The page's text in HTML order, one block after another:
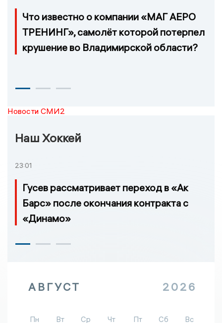
Что известно о компании «МАГ АЕРО
ТРЕНИНГ», самолёт которой потерпел
крушение во Владимирской области?
Новости СМИ2
Наш Хоккей
23:01
Гусев рассматривает переход в «Ак
Барс» после окончания контракта с
«Динамо»
АВГУСТ 2026
Пн Вт Ср Чт Пт Сб Вс